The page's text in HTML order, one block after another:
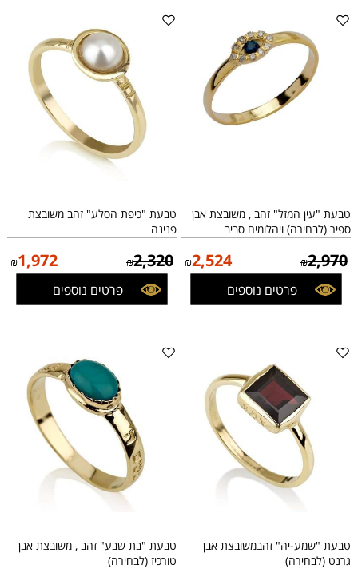
טבעת "עין המזל" זהב , משובצת אבן
ספיר (לבחירה) ויהלומים סביב
₪2,970
₪2,524
פרטים נוספים
טבעת "כיפת הסלע" זהב משובצת
פנינה
₪2,320
₪1,972
פרטים נוספים
טבעת "שמע-יה" זהבמשובצת אבן
גרנט (לבחירה)
טבעת "בת שבע" זהב , משובצת אבן
טורכיז (לבחירה)